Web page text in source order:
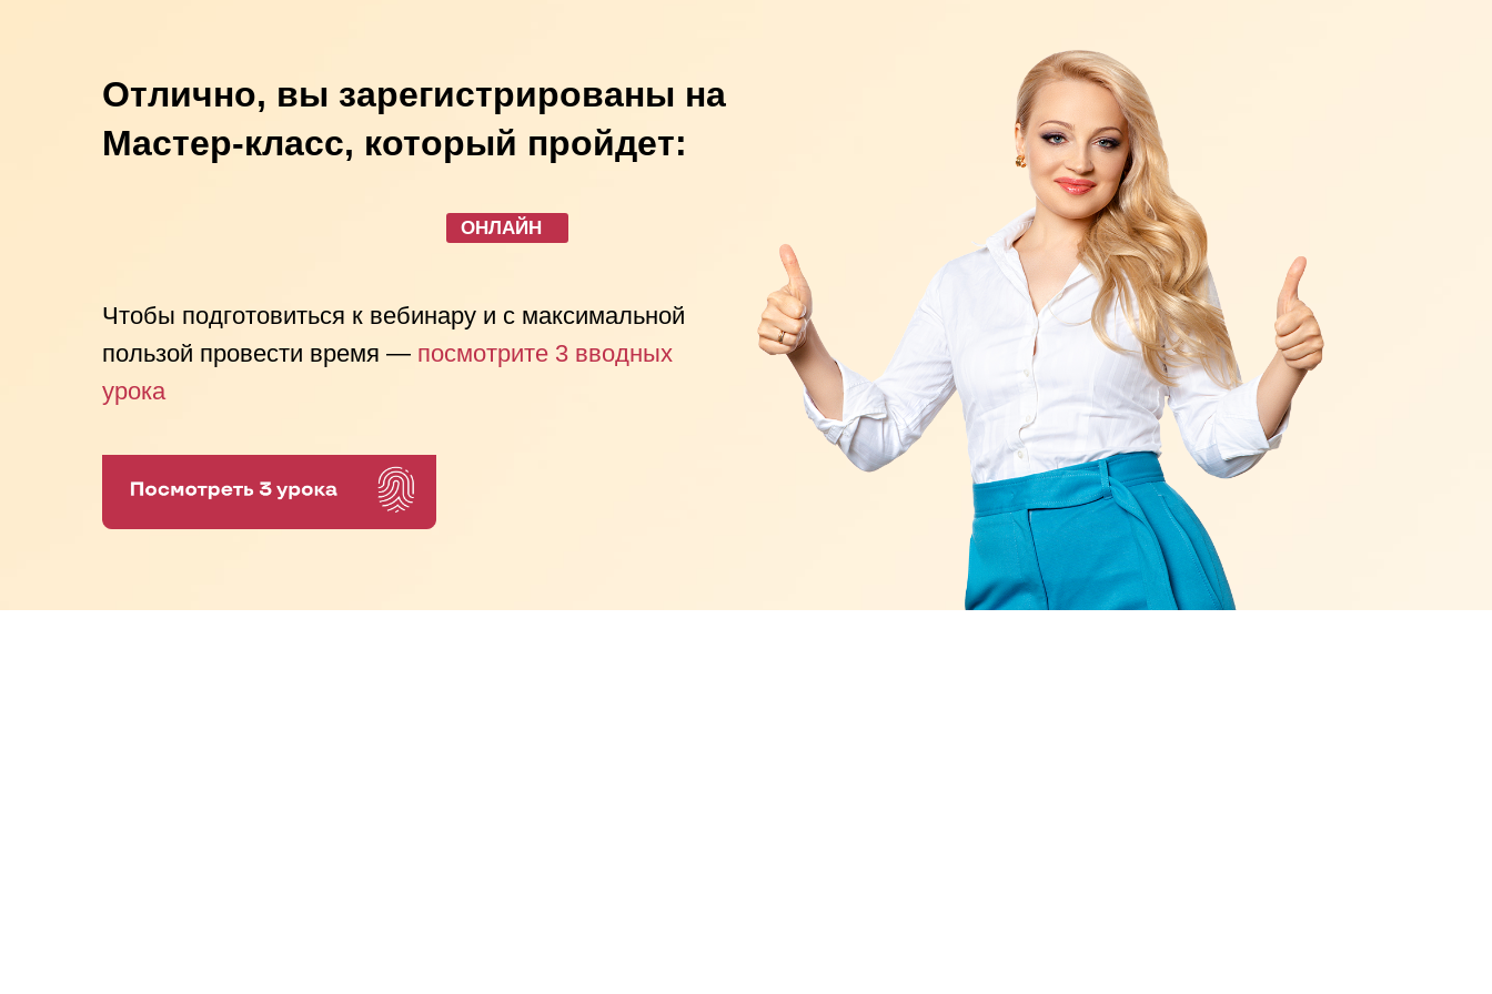
Отлично, вы зарегистрированы на
Мастер-класс, который пройдет:
Чтобы подготовиться к вебинару и с максимальной
пользой провести время — посмотрите 3 вводных
урока
ОНЛАЙН